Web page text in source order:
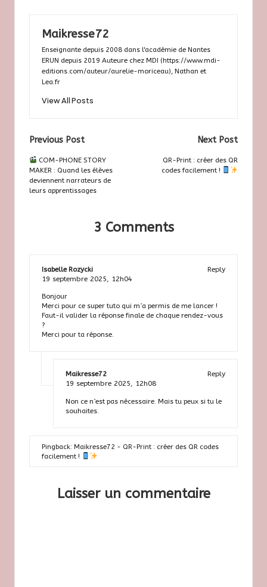
Maikresse72
Enseignante depuis 2008 dans l'académie de Nantes
ERUN depuis 2019 Auteure chez MDI (https://www.mdi-
editions.com/auteur/aurelie-moriceau), Nathan et
Lea.fr
View All Posts
Post
navigation
Previous Post
COM-PHONE STORY
MAKER : Quand les élèves
deviennent narrateurs de
leurs apprentissages
Next Post
QR-Print : créer des QR
codes facilement !
3 Comments
Isabelle Rozycki
Reply
19 septembre 2025,
12h04
Bonjour
Merci pour ce super tuto qui m’a permis de me lancer !
Faut-il valider la réponse finale de chaque rendez-vous
?
Merci pour ta réponse.
Maikresse72
Reply
19 septembre 2025, 12h08
Non ce n’est pas nécessaire. Mais tu peux si tu le
souhaites.
Pingback: Maikresse72 - QR-Print : créer des QR codes
facilement !
Laisser un commentaire